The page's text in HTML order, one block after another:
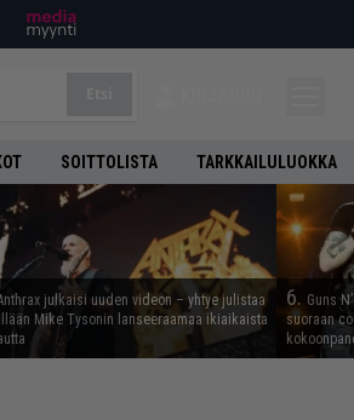
SOITTOLISTA TARKKAILULUOKKA
julkaisi uuden videon – yhtye julistaa
Mike Tysonin lanseeraamaa ikiaikaista
6. Guns
suoraan